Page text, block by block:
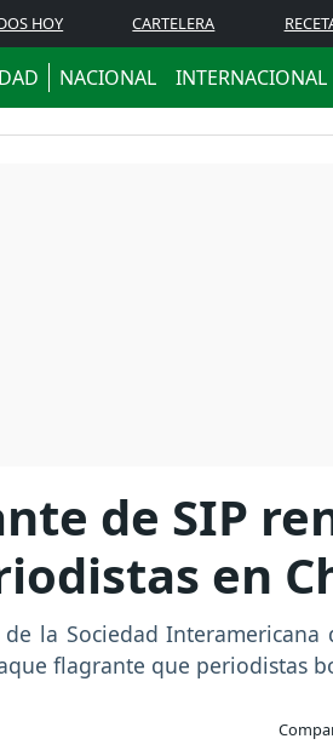
HOY CARTELERA
NACIONAL INTERNACIONAL
de SIP
en
la Sociedad
flagrante que periodistas